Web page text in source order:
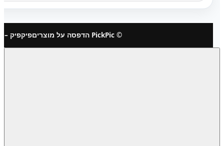
© PickPic הדפסה על מוצרים פיקפיק –